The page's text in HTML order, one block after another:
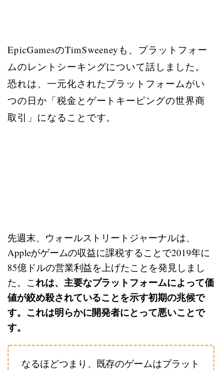
EpicGamesのTimSweeneyも、プラットフォー
ムのレントシーキングについて話しました。
恐れは、一元化されたプラットフォームがい
つの日か「税金とゲートキーピングの世界商
取引」になることです。
先週末、ウォールストリートジャーナルは、
Appleがゲームの収益に課税することで2019年に
85億ドルの営業利益を上げたことを発見しまし
た。こ れは、主要なプラットフォームによって価
値が絞め殺されていることを示す初期の兆候で
す。これは明らかに開発者にとって悪いことで
す。
なるほどつまり、既存のゲームはプラット